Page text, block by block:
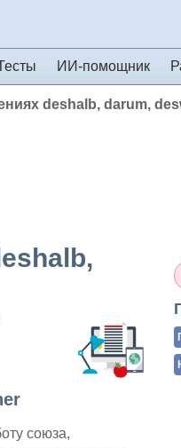
ИИ-помощник
deshalb, darum,
союза,